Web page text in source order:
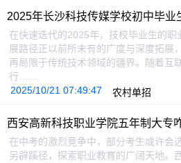
2025年长沙科技传媒学校初中毕业
在快速迭代的2025年，技校毕业生的职
展路径正以前所未有的广度与深度拓展
再局限于传统技术领域的疆界。随着互
行……
2025/10/21 07:49:47
农村单招
西安高新科技职业学院五年制大专
在中考的激烈竞争中，部分考生或许会
另辟蹊径，探索职业教育的广阔天地。